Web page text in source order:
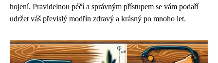
hojení. Pravidelnou péčí a správným přístupem se vám podaří
udržet váš převislý modřín zdravý a krásný po mnoho let.